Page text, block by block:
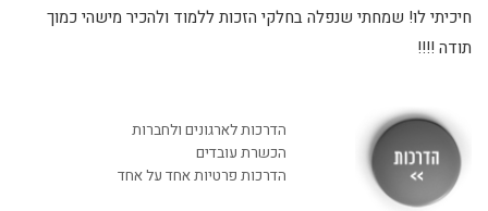
חיכיתי לו! שמחתי שנפלה בחלקי הזכות ללמוד ולהכיר מישהי כמוך
תודה !!!!
הדרכות לארגונים ולחברות
הכשרת עובדים
הדרכות פרטיות אחד על אחד